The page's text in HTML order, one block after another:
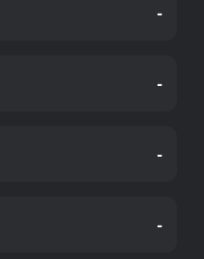
-
-
-
-